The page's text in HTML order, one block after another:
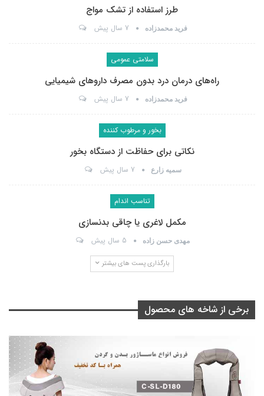
طرز استفاده از تشک مواج
فرید محمدزاده 7 سال پیش
سلامتی عمومی
راه‌های درمان درد بدون مصرف داروهای شیمیایی
فرید محمدزاده 7 سال پیش
بخور و مرطوب کننده
نکاتی برای حفاظت از دستگاه بخور
سمیه زارع 7 سال پیش
تناسب اندام
مکمل لاغری یا چاقی بدنسازی
مهدی حسن زاده 5 سال پیش
بارگذاری پست های بیشتر
برخی از شاخه های محصول